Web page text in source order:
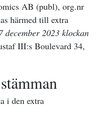
AB (publ), org.nr
härmed till extra
december 2023 klockan
III:s Boulevard 34,
i den extra